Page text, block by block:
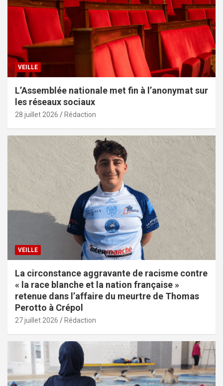
VEILLE
L’Assemblée nationale met fin à l’anonymat sur
les réseaux sociaux
28 juillet 2026 Rédaction
VEILLE
La circonstance aggravante de racisme contre
« la race blanche et la nation française »
retenue dans l’affaire du meurtre de Thomas
Perotto à Crépol
27 juillet 2026 Rédaction